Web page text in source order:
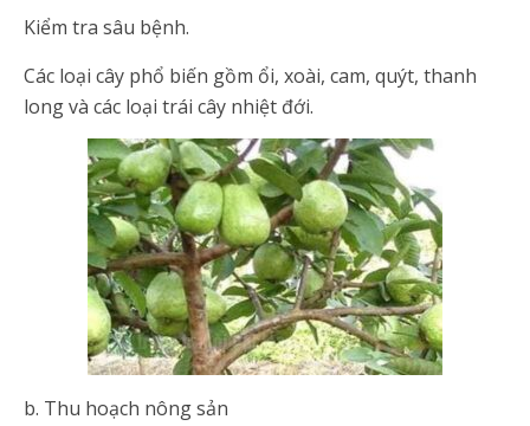
Kiểm tra sâu bệnh.
Các loại cây phổ biến gồm ổi, xoài, cam, quýt, thanh
long và các loại trái cây nhiệt đới.
b. Thu hoạch nông sản